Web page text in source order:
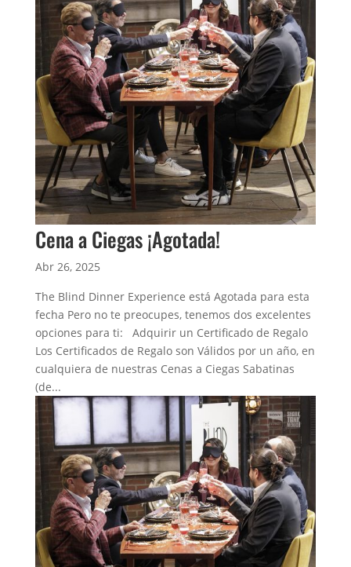
Cena a Ciegas ¡Agotada!
Abr 26, 2025
The Blind Dinner Experience está Agotada para esta
fecha Pero no te preocupes, tenemos dos excelentes
opciones para ti: Adquirir un Certificado de Regalo
Los Certificados de Regalo son Válidos por un año, en
cualquiera de nuestras Cenas a Ciegas Sabatinas
(de...